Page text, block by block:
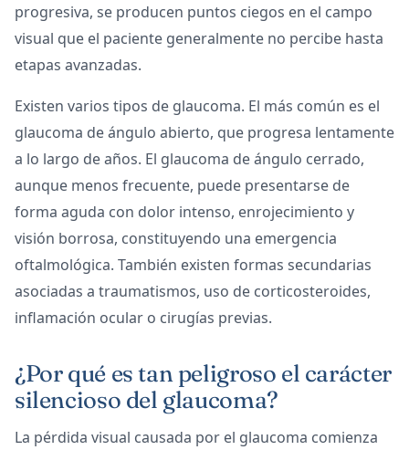
progresiva, se producen puntos ciegos en el campo
visual que el paciente generalmente no percibe hasta
etapas avanzadas.
Existen varios tipos de glaucoma. El más común es el
glaucoma de ángulo abierto, que progresa lentamente
a lo largo de años. El glaucoma de ángulo cerrado,
aunque menos frecuente, puede presentarse de
forma aguda con dolor intenso, enrojecimiento y
visión borrosa, constituyendo una emergencia
oftalmológica. También existen formas secundarias
asociadas a traumatismos, uso de corticosteroides,
inflamación ocular o cirugías previas.
¿Por qué es tan peligroso el carácter
silencioso del glaucoma?
La pérdida visual causada por el glaucoma comienza